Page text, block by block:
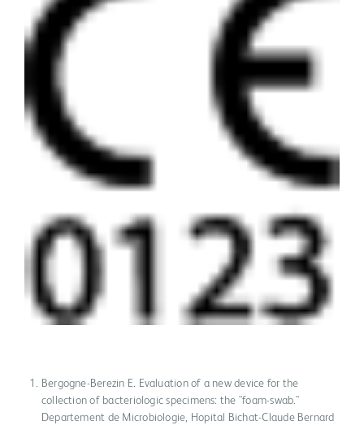
Bergogne-Berezin E. Evaluation of a new device for the
collection of bacteriologic specimens: the "foam-swab."
Departement de Microbiologie, Hopital Bichat-Claude Bernard